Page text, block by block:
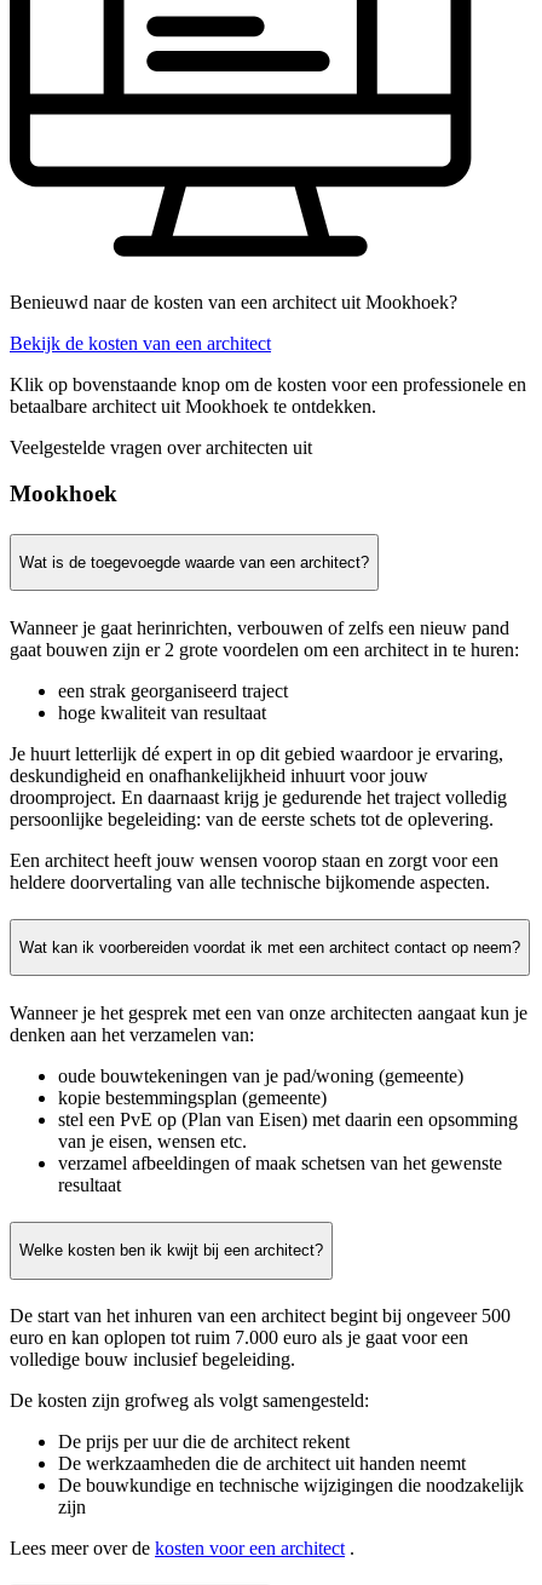
Benieuwd naar de kosten van een architect uit Mookhoek?
Bekijk de kosten van een architect
Klik op bovenstaande knop om de kosten voor een professionele en
betaalbare architect uit Mookhoek te ontdekken.
Veelgestelde vragen over architecten uit
Mookhoek
Wat is de toegevoegde waarde van een architect?
Wanneer je gaat herinrichten, verbouwen of zelfs een nieuw pand
gaat bouwen zijn er 2 grote voordelen om een architect in te huren:
een strak georganiseerd traject
hoge kwaliteit van resultaat
Je huurt letterlijk dé expert in op dit gebied waardoor je ervaring,
deskundigheid en onafhankelijkheid inhuurt voor jouw
droomproject. En daarnaast krijg je gedurende het traject volledig
persoonlijke begeleiding: van de eerste schets tot de oplevering.
Een architect heeft jouw wensen voorop staan en zorgt voor een
heldere doorvertaling van alle technische bijkomende aspecten.
Wat kan ik voorbereiden voordat ik met een architect contact op neem?
Wanneer je het gesprek met een van onze architecten aangaat kun je
denken aan het verzamelen van:
oude bouwtekeningen van je pad/woning (gemeente)
kopie bestemmingsplan (gemeente)
stel een PvE op (Plan van Eisen) met daarin een opsomming
van je eisen, wensen etc.
verzamel afbeeldingen of maak schetsen van het gewenste
resultaat
Welke kosten ben ik kwijt bij een architect?
De start van het inhuren van een architect begint bij ongeveer 500
euro en kan oplopen tot ruim 7.000 euro als je gaat voor een
volledige bouw inclusief begeleiding.
De kosten zijn grofweg als volgt samengesteld:
De prijs per uur die de architect rekent
De werkzaamheden die de architect uit handen neemt
De bouwkundige en technische wijzigingen die noodzakelijk
zijn
Lees meer over de kosten voor een architect .